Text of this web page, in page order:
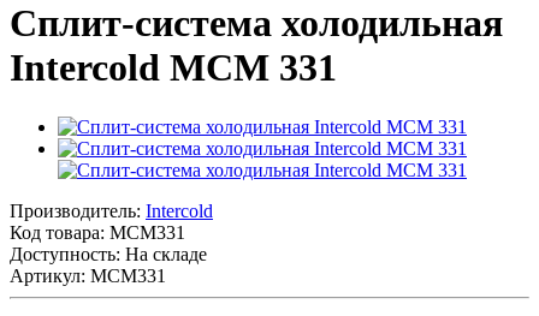
Сплит-система холодильная
Intercold MCM 331
Производитель: Intercold
Код товара: MCM331
Доступность: На складе
Артикул: MCM331